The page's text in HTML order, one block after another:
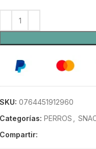
SKU: 0764451912960
Categorías: PERROS
Compartir: